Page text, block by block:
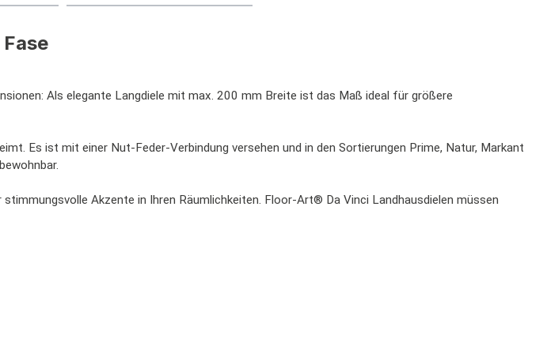
Als elegante Langdiele mit max. 200 mm Breite ist das Maß ideal für größere
Es ist mit einer Nut-Feder-Verbindung versehen und in den Sortierungen Prime, Natur, Markant
Akzente in Ihren Räumlichkeiten. Floor-Art® Da Vinci Landhausdielen müssen